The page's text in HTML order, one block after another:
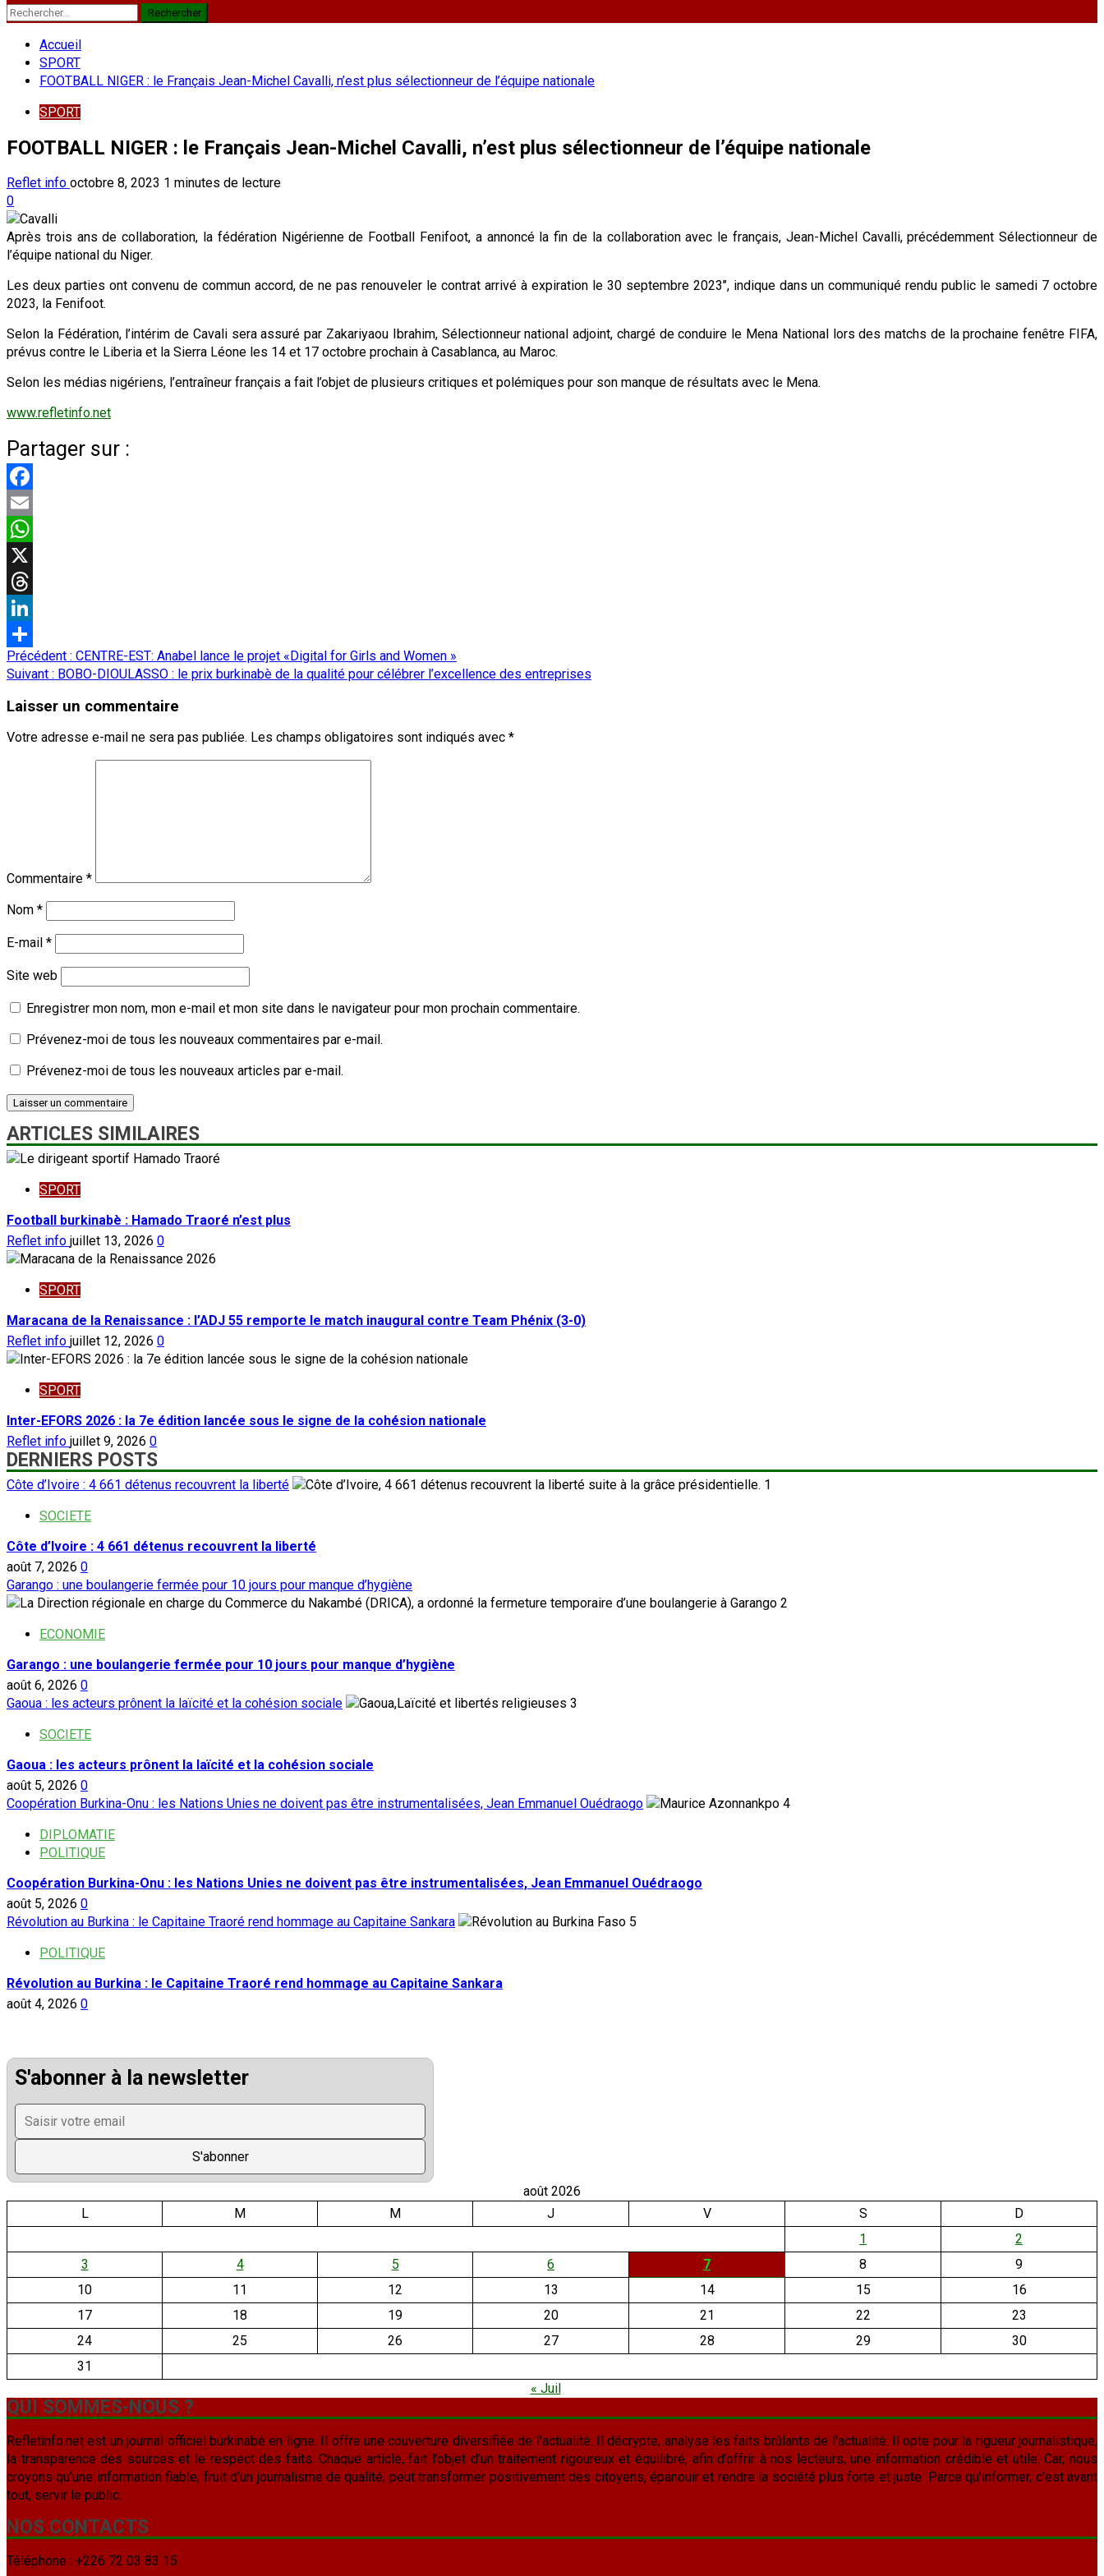
Rechercher :
Accueil
SPORT
FOOTBALL NIGER : le Français Jean-Michel Cavalli, n’est plus sélectionneur de l’équipe nationale
SPORT
FOOTBALL NIGER : le Français Jean-Michel Cavalli, n’est plus sélectionneur de l’équipe nationale
Reflet info octobre 8, 2023 1 minutes de lecture
0
Après trois ans de collaboration, la fédération Nigérienne de Football Fenifoot, a annoncé la fin de la collaboration avec le français, Jean-Michel Cavalli, précédemment Sélectionneur de
l’équipe national du Niger.
Les deux parties ont convenu de commun accord, de ne pas renouveler le contrat arrivé à expiration le 30 septembre 2023’’, indique dans un communiqué rendu public le samedi 7 octobre
2023, la Fenifoot.
Selon la Fédération, l’intérim de Cavali sera assuré par Zakariyaou Ibrahim, Sélectionneur national adjoint, chargé de conduire le Mena National lors des matchs de la prochaine fenêtre FIFA,
prévus contre le Liberia et la Sierra Léone les 14 et 17 octobre prochain à Casablanca, au Maroc.
Selon les médias nigériens, l’entraîneur français a fait l’objet de plusieurs critiques et polémiques pour son manque de résultats avec le Mena.
www.refletinfo.net
Partager sur :
Facebook
Email
WhatsApp
X
Threads
LinkedIn
Partager
Navigation
d’article
Précédent : CENTRE-EST: Anabel lance le projet «Digital for Girls and Women »
Suivant : BOBO-DIOULASSO : le prix burkinabè de la qualité pour célébrer l’excellence des entreprises
Laisser un commentaire
Votre adresse e-mail ne sera pas publiée. Les champs obligatoires sont indiqués avec *
Commentaire *
Nom *
E-mail *
Site web
Enregistrer mon nom, mon e-mail et mon site dans le navigateur pour mon prochain commentaire.
Prévenez-moi de tous les nouveaux commentaires par e-mail.
Prévenez-moi de tous les nouveaux articles par e-mail.
ARTICLES SIMILAIRES
SPORT
Football burkinabè : Hamado Traoré n’est plus
Reflet info juillet 13, 2026 0
SPORT
Maracana de la Renaissance : l’ADJ 55 remporte le match inaugural contre Team Phénix (3-0)
Reflet info juillet 12, 2026 0
SPORT
Inter-EFORS 2026 : la 7e édition lancée sous le signe de la cohésion nationale
Reflet info juillet 9, 2026 0
DERNIERS POSTS
Côte d’Ivoire : 4 661 détenus recouvrent la liberté
1
SOCIETE
Côte d’Ivoire : 4 661 détenus recouvrent la liberté
août 7, 2026 0
Garango : une boulangerie fermée pour 10 jours pour manque d’hygiène
2
ECONOMIE
Garango : une boulangerie fermée pour 10 jours pour manque d’hygiène
août 6, 2026 0
Gaoua : les acteurs prônent la laïcité et la cohésion sociale
3
SOCIETE
Gaoua : les acteurs prônent la laïcité et la cohésion sociale
août 5, 2026 0
Coopération Burkina-Onu : les Nations Unies ne doivent pas être instrumentalisées, Jean Emmanuel Ouédraogo
4
DIPLOMATIE
POLITIQUE
Coopération Burkina-Onu : les Nations Unies ne doivent pas être instrumentalisées, Jean Emmanuel Ouédraogo
août 5, 2026 0
Révolution au Burkina : le Capitaine Traoré rend hommage au Capitaine Sankara
5
POLITIQUE
Révolution au Burkina : le Capitaine Traoré rend hommage au Capitaine Sankara
août 4, 2026 0
S'abonner à la newsletter
août 2026
L
M M J V S
D
1
2
3
4 5 6 7 8
9
10
11 12 13 14 15
16
17
18 19 20 21 22
23
24
25 26 27 28 29
30
31
« Juil
QUI SOMMES-NOUS ?
Refletinfo.net est un journal officiel burkinabè en ligne. Il offre une couverture diversifiée de l'actualité. Il décrypte, analyse les faits brûlants de l'actualité. Il opte pour la rigueur journalistique,
la transparence des sources et le respect des faits. Chaque article, fait l’objet d’un traitement rigoureux et équilibré, afin d’offrir à nos lecteurs, une information crédible et utile. Car, nous
croyons qu’une information fiable, fruit d’un journalisme de qualité, peut transformer positivement des citoyens, épanouir et rendre la société plus forte et juste. Parce qu’informer, c’est avant
tout, servir le public.
NOS CONTACTS
Téléphone : +226 72 03 83 15